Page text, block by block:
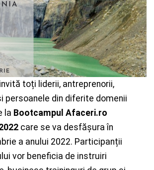
invită toți liderii, antreprenorii,
persoanele din diferite domenii
la Bootcampul Afaceri.ro
care se va desfășura în
a anului 2022. Participanții
vor beneficia de instruiri